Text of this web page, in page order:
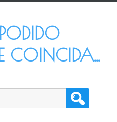
COINCIDA...